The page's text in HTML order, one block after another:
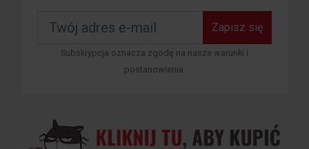
Zapisz się
Subskrypcja oznacza zgodę na nasze warunki i
postanowienia.